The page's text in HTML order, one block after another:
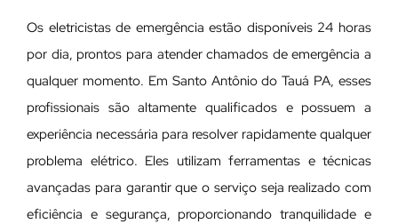
Os eletricistas de emergência estão disponíveis 24 horas
por dia, prontos para atender chamados de emergência a
qualquer momento. Em Santo Antônio do Tauá PA, esses
profissionais são altamente qualificados e possuem a
experiência necessária para resolver rapidamente qualquer
problema elétrico. Eles utilizam ferramentas e técnicas
avançadas para garantir que o serviço seja realizado com
eficiência e segurança, proporcionando tranquilidade e